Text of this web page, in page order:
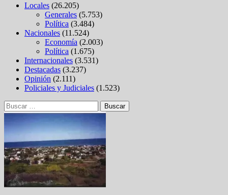
Locales (26.205)
Generales (5.753)
Política (3.484)
Nacionales (11.524)
Economía (2.003)
Política (1.675)
Internacionales (3.531)
Destacadas (3.237)
Opinión (2.111)
Policiales y Judiciales (1.523)
Buscar: